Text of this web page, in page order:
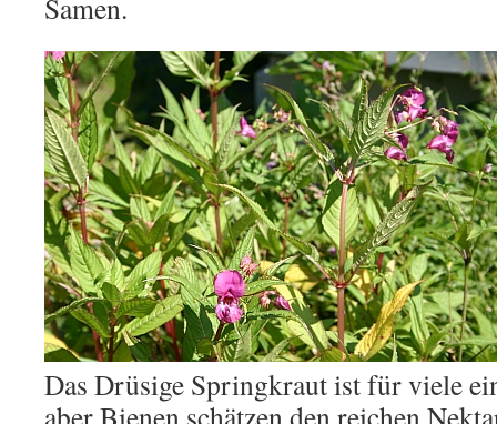
Samen.
Das Drüsige Springkraut ist für viele
aber Bienen schätzen den reichen